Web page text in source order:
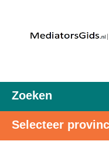
Zoeken
Selecteer